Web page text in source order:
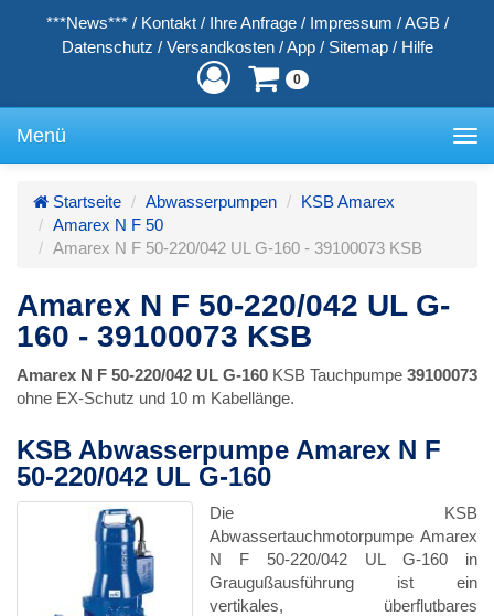
***News*** / Kontakt / Ihre Anfrage / Impressum / AGB /
Datenschutz / Versandkosten / App / Sitemap / Hilfe
0
Menü
Startseite Abwasserpumpen
KSB Amarex
Amarex N F 50
Amarex N F 50-220/042 UL G-160 - 39100073 KSB
Amarex N F 50-220/042 UL G-
160 - 39100073 KSB
Amarex N F 50-220/042 UL G-160 KSB Tauchpumpe 39100073
ohne EX-Schutz und 10 m Kabellänge.
KSB Abwasserpumpe Amarex N F
50-220/042 UL G-160
Die KSB
Abwassertauchmotorpumpe Amarex
N F 50-220/042 UL G-160 in
Graugußausführung ist ein
vertikales, überflutbares